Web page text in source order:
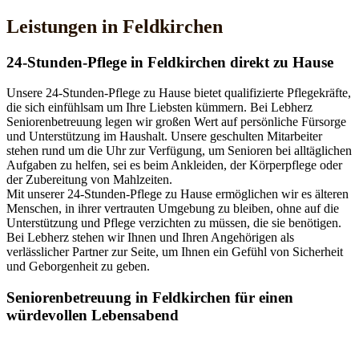
Leistungen in Feldkirchen
24-Stunden-Pflege in Feldkirchen direkt zu Hause
Unsere 24-Stunden-Pflege zu Hause bietet qualifizierte Pflegekräfte,
die sich einfühlsam um Ihre Liebsten kümmern. Bei Lebherz
Seniorenbetreuung legen wir großen Wert auf persönliche Fürsorge
und Unterstützung im Haushalt. Unsere geschulten Mitarbeiter
stehen rund um die Uhr zur Verfügung, um Senioren bei alltäglichen
Aufgaben zu helfen, sei es beim Ankleiden, der Körperpflege oder
der Zubereitung von Mahlzeiten.
Mit unserer 24-Stunden-Pflege zu Hause ermöglichen wir es älteren
Menschen, in ihrer vertrauten Umgebung zu bleiben, ohne auf die
Unterstützung und Pflege verzichten zu müssen, die sie benötigen.
Bei Lebherz stehen wir Ihnen und Ihren Angehörigen als
verlässlicher Partner zur Seite, um Ihnen ein Gefühl von Sicherheit
und Geborgenheit zu geben.
Senioren­betreuung in Feldkirchen für einen
würdevollen Lebensabend